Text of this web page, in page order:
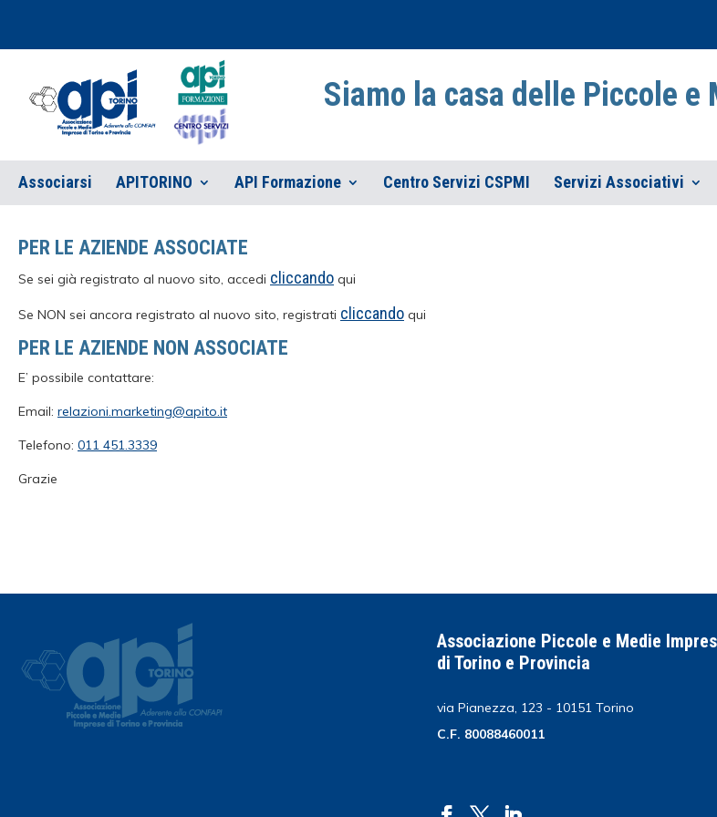
Siamo la casa delle Piccole e
Associarsi APITORINO API Formazione Centro Servizi CSPMI Servizi Associativi
PER LE AZIENDE ASSOCIATE
Se sei già registrato al nuovo sito, accedi cliccando qui
Se NON sei ancora registrato al nuovo sito, registrati cliccando qui
PER LE AZIENDE NON ASSOCIATE
E’ possibile contattare:
Email: relazioni.marketing@apito.it
Telefono: 011 451.3339
Grazie
Associazione Piccole e Medie
di Torino e Provincia
via Pianezza, 123 - 10151 Torino
C.F. 80088460011